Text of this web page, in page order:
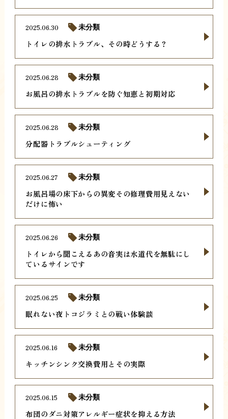
トイレの排水トラブル、その時どうする？
2025.06.30 未分類
お風呂の排水トラブルを防ぐ知恵と初期対応
2025.06.28 未分類
分配器トラブルシューティング
2025.06.28 未分類
お風呂場の床下からの異変その修理費用見えない
だけに怖い
2025.06.27 未分類
トイレから聞こえるあの音実は水道代を無駄にし
ているサインです
2025.06.26 未分類
眠れない夜トコジラミとの戦い体験談
2025.06.25 未分類
キッチンシンク交換費用とその実際
2025.06.16 未分類
布団のダニ対策アレルギー症状を抑える方法
2025.06.15 未分類